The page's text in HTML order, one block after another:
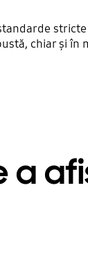
chiar și în
a